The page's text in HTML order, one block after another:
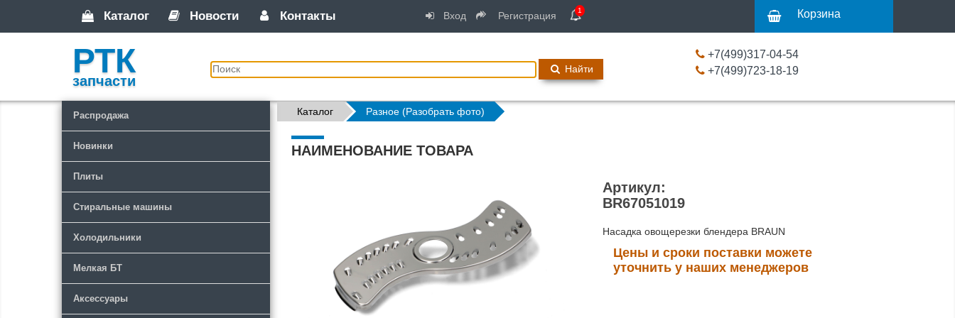
Каталог Новости Контакты Вход Регистрация 1 Корзина
РТК
запчасти
Найти
+7(499)317-04-54
+7(499)723-18-19
Распродажа
Новинки
Плиты
Стиральные машины
Холодильники
Мелкая БТ
Аксессуары
Каталог Разное (Разобрать фото)
НАИМЕНОВАНИЕ ТОВАРА
Артикул:
BR67051019
Насадка овощерезки блендера BRAUN
Цены и сроки поставки можете
уточнить у наших менеджеров